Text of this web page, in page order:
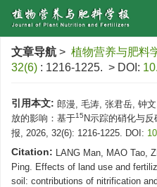
文章导航 > 植物营养与肥料
32(6) : 1216-1225. > DOI:
引用本文: 郎漫, 毛涛, 张君岳, 钟
放的影响：基于15 N示踪的硝化与
报, 2026, 32(6): 1216-1225. DOI:
Citation: LANG Man, MAO Tao,
Ping. Effects of land use and
soil: contributions of nitrification